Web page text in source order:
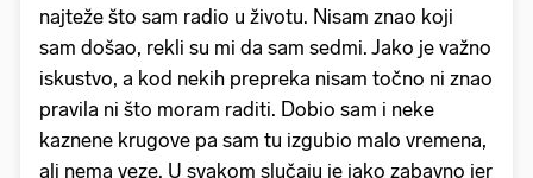
najteže što sam radio u životu. Nisam znao koji
sam došao, rekli su mi da sam sedmi. Jako je važno
iskustvo, a kod nekih prepreka nisam točno ni znao
pravila ni što moram raditi. Dobio sam i neke
kaznene krugove pa sam tu izgubio malo vremena,
ali nema veze. U svakom slučaju je jako zabavno jer